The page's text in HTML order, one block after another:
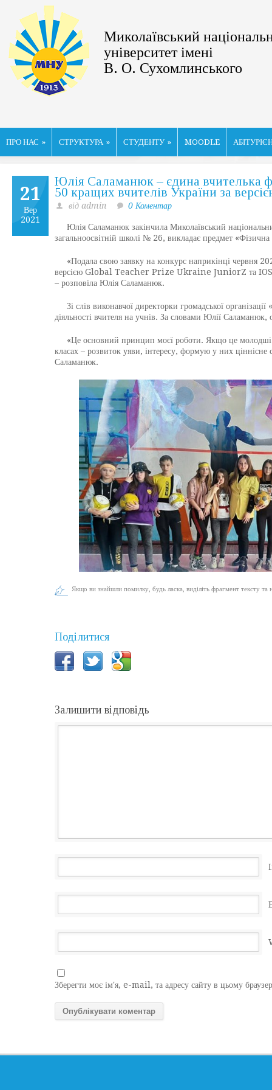
Миколаївський
університет імені
В. О. Сухомлинського
ПРО НАС » СТРУКТУРА » СТУДЕНТУ » MOODLE
21
Вер
2021
Юлія Саламанюк – єдина вчителька
50 кращих вчителів України за
від admin 0 Коментар
Юлія Саламанюк закінчила Миколаївський
загальноосвітній школі № 26, викладає предмет
«Подала свою заявку на конкурс наприкінці червня
версією Global Teacher Prize Ukraine JuniorZ та IOSJ
– розповіла Юлія Саламанюк.
Зі слів виконавчої директорки громадської
діяльності вчителя на учнів. За словами Юлії Саламанюк,
«Це основний принцип моєї роботи. Якщо це молодші
класах – розвиток уяви, інтересу, формую у них
Саламанюк.
Якщо ви знайшли помилку, будь ласка, виділіть фрагмент тексту та
Поділитися
Залишити відповідь
Зберегти моє ім'я, e-mail, та адресу сайту в цьому